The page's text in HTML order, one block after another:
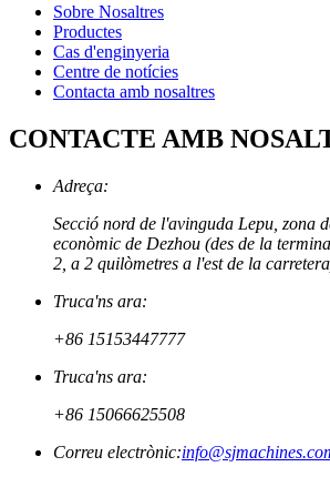
Sobre Nosaltres
Productes
Cas d'enginyeria
Centre de notícies
Contacta amb nosaltres
CONTACTE AMB
Adreça:
Secció nord de l'avinguda Lepu, zona
econòmic de Dezhou (des de la
2, a 2 quilòmetres a l'est de la
Truca'ns ara:
+86 15153447777
Truca'ns ara:
+86 15066625508
Correu electrònic: